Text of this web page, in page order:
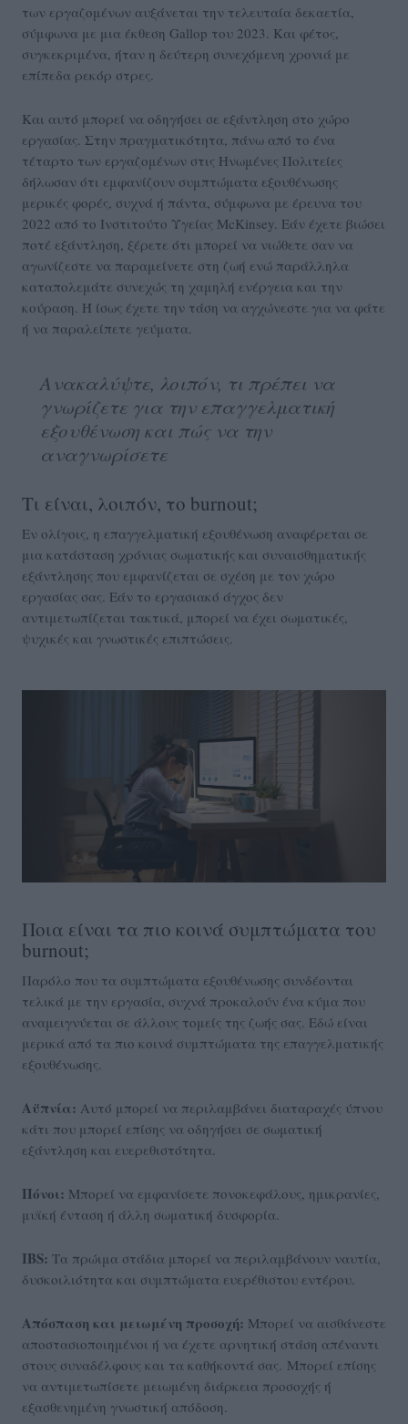
των εργαζομένων αυξάνεται την τελευταία δεκαετία,
σύμφωνα με μια έκθεση Gallop του 2023. Και φέτος,
συγκεκριμένα, ήταν η δεύτερη συνεχόμενη χρονιά με
επίπεδα ρεκόρ στρες.
Και αυτό μπορεί να οδηγήσει σε εξάντληση στο χώρο
εργασίας. Στην πραγματικότητα, πάνω από το ένα
τέταρτο των εργαζομένων στις Ηνωμένες Πολιτείες
δήλωσαν ότι εμφανίζουν συμπτώματα εξουθένωσης
μερικές φορές, συχνά ή πάντα, σύμφωνα με έρευνα του
2022 από το Ινστιτούτο Υγείας McKinsey. Εάν έχετε βιώσει
ποτέ εξάντληση, ξέρετε ότι μπορεί να νιώθετε σαν να
αγωνίζεστε να παραμείνετε στη ζωή ενώ παράλληλα
καταπολεμάτε συνεχώς τη χαμηλή ενέργεια και την
κούραση. Ή ίσως έχετε την τάση να αγχώνεστε για να φάτε
ή να παραλείπετε γεύματα.
Ανακαλύψτε, λοιπόν, τι πρέπει να
γνωρίζετε για την επαγγελματική
εξουθένωση και πώς να την
αναγνωρίσετε
Τι είναι, λοιπόν, το burnout;
Εν ολίγοις, η επαγγελματική εξουθένωση αναφέρεται σε
μια κατάσταση χρόνιας σωματικής και συναισθηματικής
εξάντλησης που εμφανίζεται σε σχέση με τον χώρο
εργασίας σας. Εάν το εργασιακό άγχος δεν
αντιμετωπίζεται τακτικά, μπορεί να έχει σωματικές,
ψυχικές και γνωστικές επιπτώσεις.
Ποια είναι τα πιο κοινά συμπτώματα του
burnout;
Παρόλο που τα συμπτώματα εξουθένωσης συνδέονται
τελικά με την εργασία, συχνά προκαλούν ένα κύμα που
αναμειγνύεται σε άλλους τομείς της ζωής σας. Εδώ είναι
μερικά από τα πιο κοινά συμπτώματα της επαγγελματικής
εξουθένωσης.
Αϋπνία: Αυτό μπορεί να περιλαμβάνει διαταραχές ύπνου
κάτι που μπορεί επίσης να οδηγήσει σε σωματική
εξάντληση και ευερεθιστότητα.
Πόνοι: Μπορεί να εμφανίσετε πονοκεφάλους, ημικρανίες,
μυϊκή ένταση ή άλλη σωματική δυσφορία.
IBS: Τα πρώιμα στάδια μπορεί να περιλαμβάνουν ναυτία,
δυσκοιλιότητα και συμπτώματα ευερέθιστου εντέρου.
Απόσπαση και μειωμένη προσοχή: Μπορεί να αισθάνεστε
αποστασιοποιημένοι ή να έχετε αρνητική στάση απέναντι
στους συναδέλφους και τα καθήκοντά σας. Μπορεί επίσης
να αντιμετωπίσετε μειωμένη διάρκεια προσοχής ή
εξασθενημένη γνωστική απόδοση.